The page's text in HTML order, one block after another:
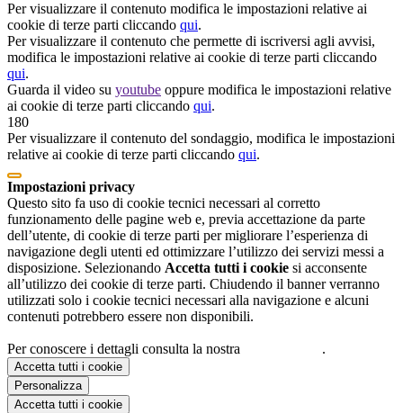
Per visualizzare il contenuto modifica le impostazioni relative ai
cookie di terze parti cliccando qui.
Per visualizzare il contenuto che permette di iscriversi agli avvisi,
modifica le impostazioni relative ai cookie di terze parti cliccando
qui.
Guarda il video su youtube oppure modifica le impostazioni relative
ai cookie di terze parti cliccando qui.
180
Per visualizzare il contenuto del sondaggio, modifica le impostazioni
relative ai cookie di terze parti cliccando qui.
Impostazioni privacy
Questo sito fa uso di cookie tecnici necessari al corretto
funzionamento delle pagine web e, previa accettazione da parte
dell’utente, di cookie di terze parti per migliorare l’esperienza di
navigazione degli utenti ed ottimizzare l’utilizzo dei servizi messi a
disposizione. Selezionando Accetta tutti i cookie si acconsente
all’utilizzo dei cookie di terze parti. Chiudendo il banner verranno
utilizzati solo i cookie tecnici necessari alla navigazione e alcuni
contenuti potrebbero essere non disponibili.
Per conoscere i dettagli consulta la nostra .
Accetta tutti i cookie
Personalizza
Accetta tutti i cookie